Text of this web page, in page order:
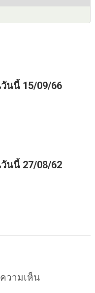
นนี้ 15/09/66
นนี้ 27/08/62
วามเห็น